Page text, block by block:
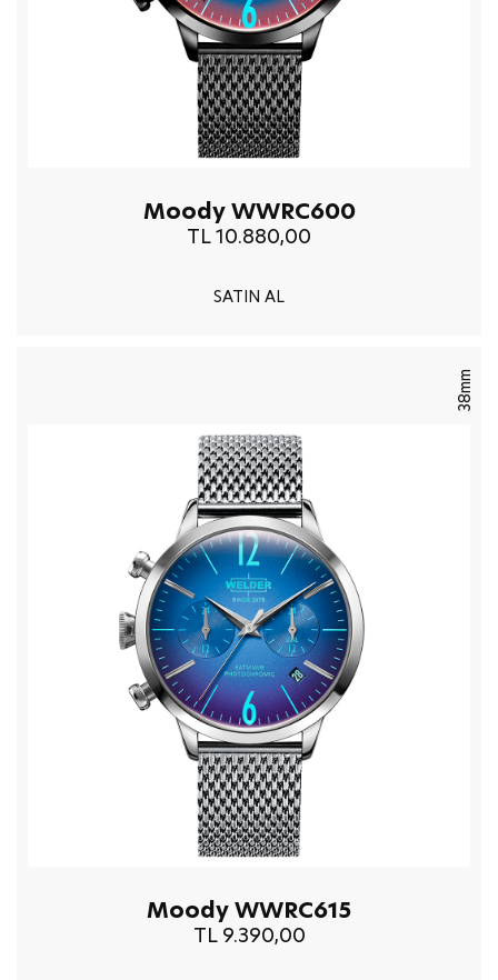
Moody WWRC600
TL 10.880,00
SATIN AL
38mm
Moody WWRC615
TL 9.390,00